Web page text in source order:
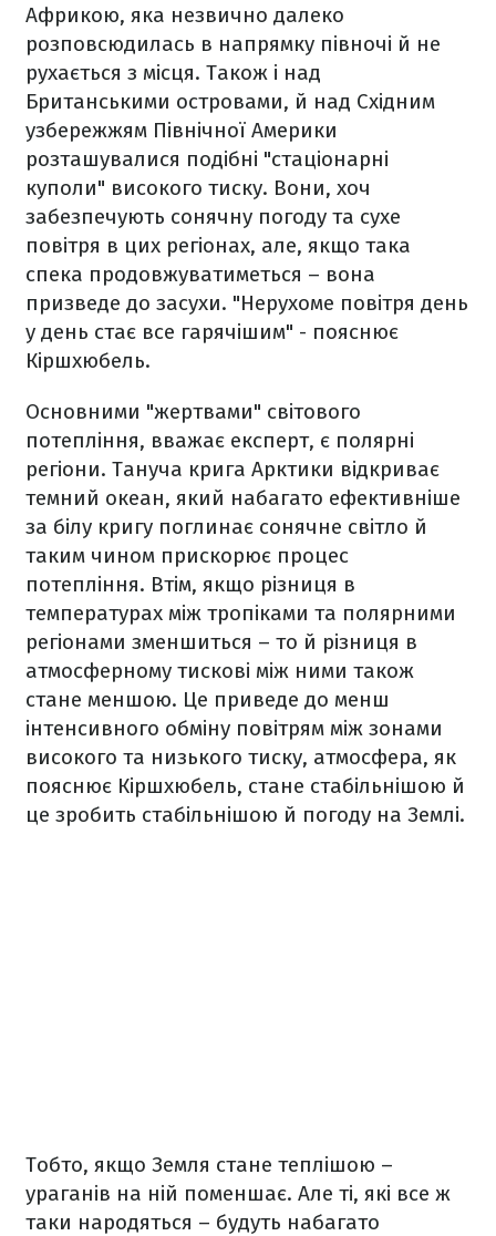
Африкою, яка незвично далеко
розповсюдилась в напрямку півночі й не
рухається з місця. Також і над
Британськими островами, й над Східним
узбережжям Північної Америки
розташувалися подібні "стаціонарні
куполи" високого тиску. Вони, хоч
забезпечують сонячну погоду та сухе
повітря в цих регіонах, але, якщо така
спека продовжуватиметься – вона
призведе до засухи. "Нерухоме повітря день
у день стає все гарячішим" - пояснює
Кіршхюбель.
Основними "жертвами" світового
потепління, вважає експерт, є полярні
регіони. Тануча крига Арктики відкриває
темний океан, який набагато ефективніше
за білу кригу поглинає сонячне світло й
таким чином прискорює процес
потепління. Втім, якщо різниця в
температурах між тропіками та полярними
регіонами зменшиться – то й різниця в
атмосферному тискові між ними також
стане меншою. Це приведе до менш
інтенсивного обміну повітрям між зонами
високого та низького тиску, атмосфера, як
пояснює Кіршхюбель, стане стабільнішою й
це зробить стабільнішою й погоду на Землі.
Тобто, якщо Земля стане теплішою –
ураганів на ній поменшає. Але ті, які все ж
таки народяться – будуть набагато